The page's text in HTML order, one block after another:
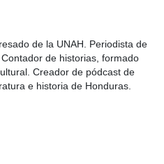
de la UNAH. Periodista de
de historias, formado
Creador de pódcast de
e historia de Honduras.